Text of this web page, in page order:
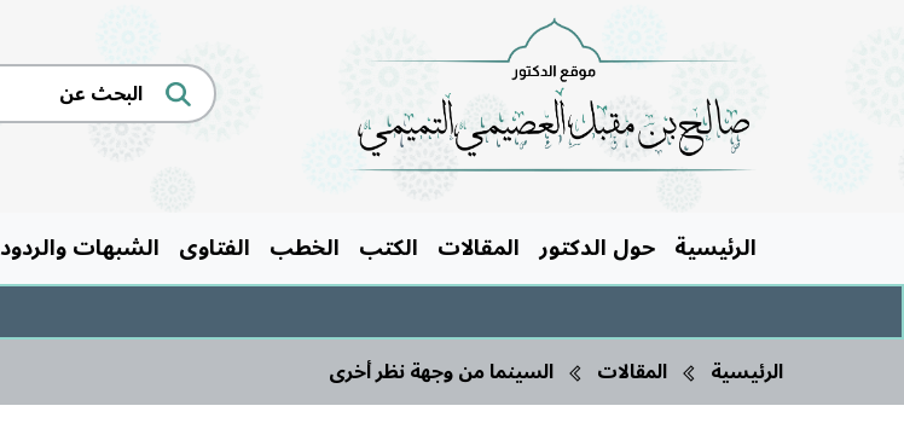
الرئيسية حول الدكتور المقالات الكتب الخطب الفتاوى الشبهات والردود
الرئيسية المقالات السينما من وجهة نظر أخرى